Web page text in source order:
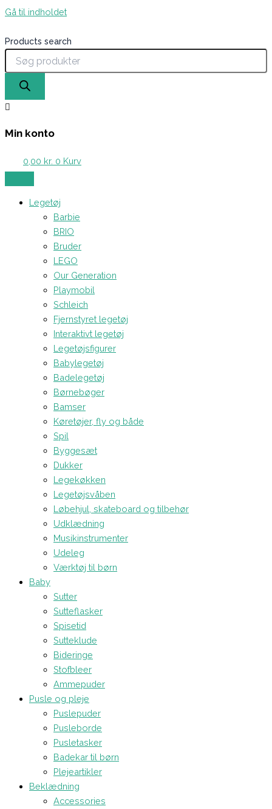
Gå til indholdet
Products search
Min konto
0,00 kr. 0 Kurv
Legetøj
Barbie
BRIO
Bruder
LEGO
Our Generation
Playmobil
Schleich
Fjernstyret legetøj
Interaktivt legetøj
Legetøjsfigurer
Babylegetøj
Badelegetøj
Børnebøger
Bamser
Køretøjer, fly og både
Spil
Byggesæt
Dukker
Legekøkken
Legetøjsvåben
Løbehjul, skateboard og tilbehør
Udklædning
Musikinstrumenter
Udeleg
Værktøj til børn
Baby
Sutter
Sutteflasker
Spisetid
Sutteklude
Bideringe
Stofbleer
Ammepuder
Pusle og pleje
Puslepuder
Pusleborde
Pusletasker
Badekar til børn
Plejeartikler
Beklædning
Accessories